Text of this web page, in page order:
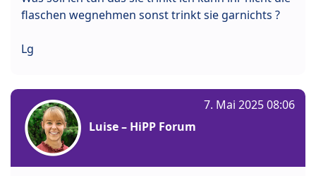
flaschen wegnehmen sonst trinkt sie garnichts ?
Lg
Luise – HiPP Forum
7. Mai 2025 08:06